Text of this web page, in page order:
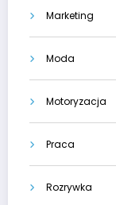
Marketing
Moda
Motoryzacja
Praca
Rozrywka